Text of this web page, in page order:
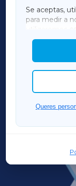
Se aceptas,
para medir a
utilizaremos
mostrar
Así mesmo,
cookies que
Queres